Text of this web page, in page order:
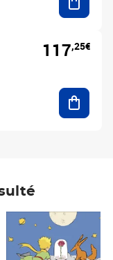
117,25€
7,50€